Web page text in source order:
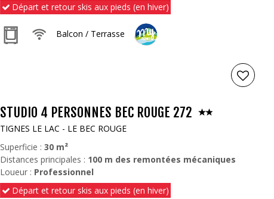
Départ et retour skis aux pieds (en hiver)
Balcon / Terrasse
STUDIO 4 PERSONNES BEC ROUGE 272
TIGNES LE LAC - LE BEC ROUGE
Superficie : 30 m²
Distances principales : 100 m des remontées mécaniques
Loueur : Professionnel
Départ et retour skis aux pieds (en hiver)